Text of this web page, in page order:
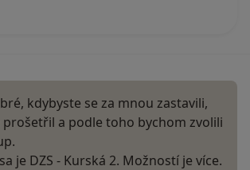
kdybyste se za mnou zastavili,
prošetřil a podle toho bychom zvolili
je DZS - Kurská 2. Možností je více.